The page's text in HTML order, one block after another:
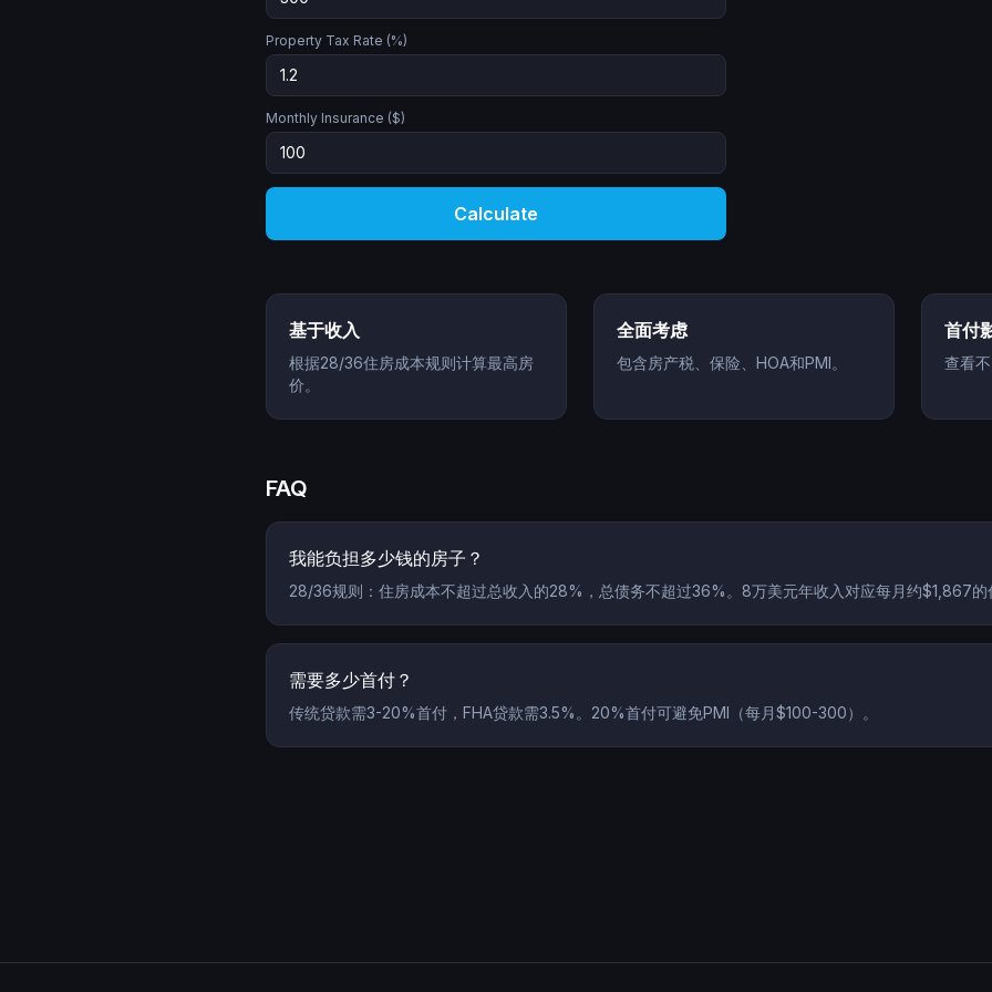
Property Tax Rate (%)
Monthly Insurance ($)
Calculate
基于收入
根据28/36住房成本规则计算最高房
价。
全面考虑
包含房产税、保险、HOA和PMI。
首付
查看
FAQ
我能负担多少钱的房子？
28/36规则：住房成本不超过总收入的28%，总债务不超过36%。8万美元年收入对应每月约$1,867的
需要多少首付？
传统贷款需3-20%首付，FHA贷款需3.5%。20%首付可避免PMI（每月$100-300）。